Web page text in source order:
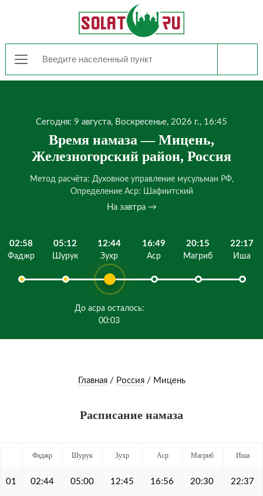
Сегодня: 9 августа, Воскресенье, 2026 г., 16:45
Время намаза — Мицень,
Железногорский район, Россия
Метод расчёта: Духовное управление мусульман РФ,
Определение Аср: Шафиитский
На завтра →
02:58
Фаджр
05:12
Шурук
12:44
Зухр
До асра осталось:
00:03
16:49
Аср
20:15
Магриб
22:17
Иша
Главная/ Россия/ Мицень
Расписание намаза
Фаджр Шурук Зухр Аср Магриб Иша
01 02:44 05:00 12:45 16:56 20:30 22:37